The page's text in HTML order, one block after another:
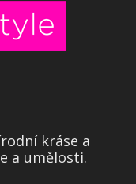
kráse a
a umělosti.